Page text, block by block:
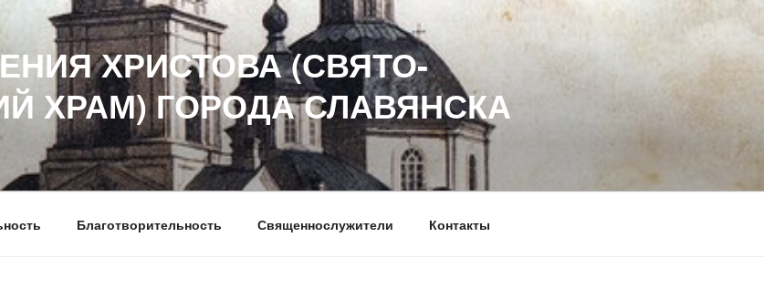
ХРИСТОВА (СВЯТО-
ХРАМ) ГОРОДА СЛАВЯНСКА
Благотворительность Священнослужители Контакты